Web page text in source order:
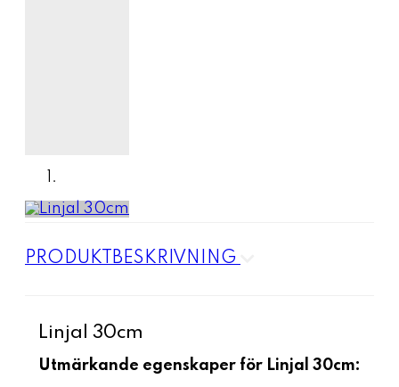
PRODUKTBESKRIVNING
Linjal 30cm
Utmärkande egenskaper för Linjal 30cm: